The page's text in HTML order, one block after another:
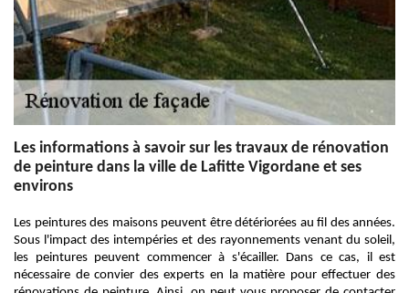
Les informations à savoir sur les travaux de rénovation
de peinture dans la ville de Lafitte Vigordane et ses
environs
Les peintures des maisons peuvent être détériorées au fil des années.
Sous l'impact des intempéries et des rayonnements venant du soleil,
les peintures peuvent commencer à s'écailler. Dans ce cas, il est
nécessaire de convier des experts en la matière pour effectuer des